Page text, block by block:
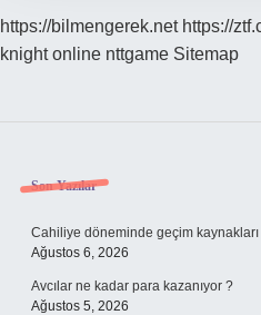
https://bilmengerek.net https://
knight online nttgame Sitemap
Sidebar
Son Yazılar
Cahiliye döneminde geçim
Ağustos 6, 2026
Avcılar ne kadar para kazanıyor ?
Ağustos 5, 2026